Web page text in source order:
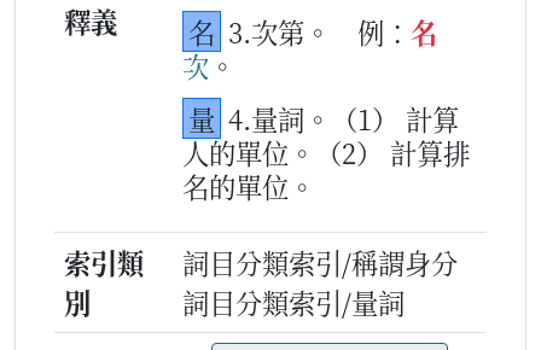
釋義
名 3.次第。 例： 名
次。
量 4.量詞。（1） 計算
人的單位。（2） 計算排
名的單位。
索引類
別
詞目分類索引/稱謂身分
詞目分類索引/量詞